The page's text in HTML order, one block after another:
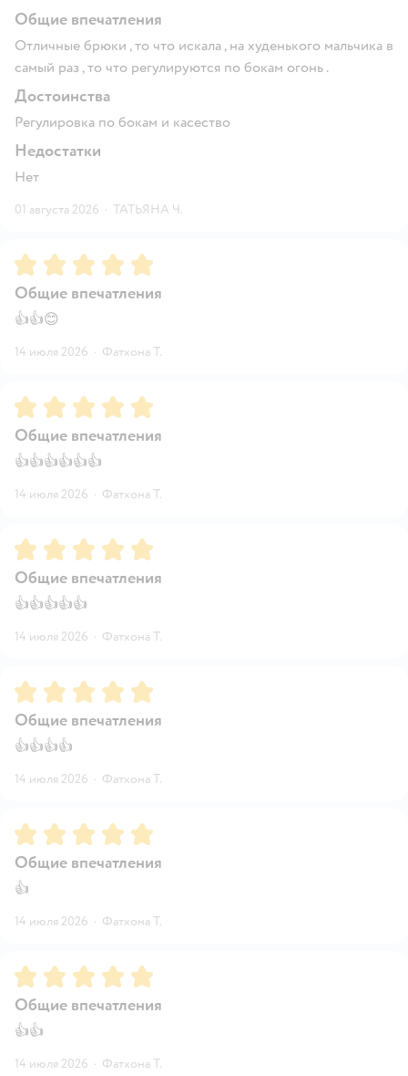
Общие впечатления
Отличные брюки , то что искала , на худенького мальчика в
самый раз , то что регулируются по бокам огонь .
Достоинства
Регулировка по бокам и касество
Недостатки
Нет
01 августа 2026 · ТАТЬЯНА Ч.
Рейтинг:5
Общие впечатления
👍👍😊
14 июля 2026 · Фатхона Т.
Рейтинг:5
Общие впечатления
👍👍👍👍👍👍
14 июля 2026 · Фатхона Т.
Рейтинг:5
Общие впечатления
👍👍👍👍👍
14 июля 2026 · Фатхона Т.
Рейтинг:5
Общие впечатления
👍👍👍👍
14 июля 2026 · Фатхона Т.
Рейтинг:5
Общие впечатления
👍
14 июля 2026 · Фатхона Т.
Рейтинг:5
Общие впечатления
👍👍
14 июля 2026 · Фатхона Т.